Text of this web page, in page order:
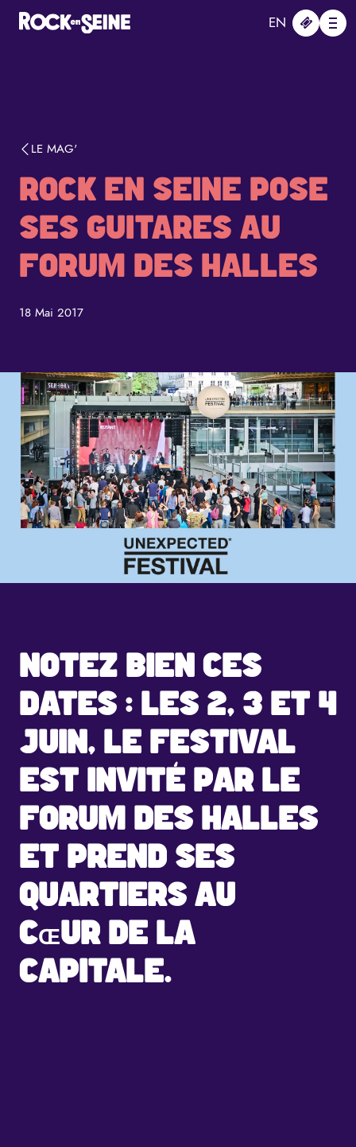
Aller au contenu principal
EN
LE MAG'
ROCK EN SEINE POSE
SES GUITARES AU
FORUM DES HALLES
18 Mai 2017
NOTEZ BIEN CES
DATES : LES 2, 3 ET 4
JUIN, LE FESTIVAL
EST INVITÉ PAR LE
FORUM DES HALLES
ET PREND SES
QUARTIERS AU
CŒUR DE LA
CAPITALE.
Panneau de gestion des cookies